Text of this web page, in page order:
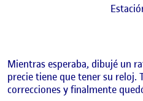
Mientras esperaba, dibujé un
precie tiene que tener su reloj.
correcciones y finalmente